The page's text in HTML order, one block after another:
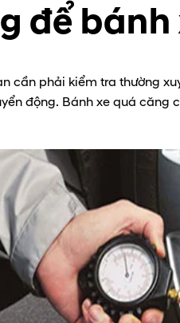
để
cần phải kiểm tra thường
động. Bánh xe quá căng